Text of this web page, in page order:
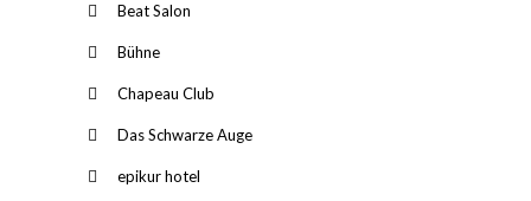
Beat Salon
Bühne
Chapeau Club
Das Schwarze Auge
epikur hotel